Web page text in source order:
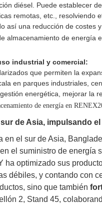
diésel. Puede establecer
remotas, etc.,
así una reducción de costes
industrial y comercial:
que permiten la
en parques industriales,
energética, mejorar la
de Asia, impulsando
el sur de Asia,
el suministro de
optimizado sus
débiles, y contando con
sino que también
2, Stand 45,